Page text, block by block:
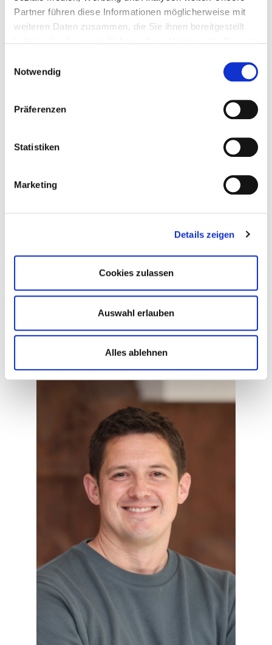
Partner führen diese Informationen möglicherweise mit
weiteren Daten zusammen, die Sie ihnen bereitgestellt
Notwendig
Präferenzen
Statistiken
Marketing
Details zeigen
Cookies zulassen
Auswahl erlauben
Alles ablehnen
(0421) 497 79054
Timo Sczuplinski